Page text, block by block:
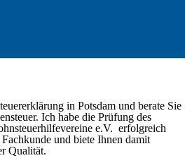
in Potsdam und berate Sie
Ich habe die Prüfung des
e.V. erfolgreich
und biete Ihnen damit
Qualität.